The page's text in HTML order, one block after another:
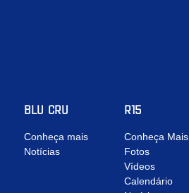
BLU CRU
Conheça mais
Notícias
R15
Conheça Mais
Fotos
Vídeos
Calendário